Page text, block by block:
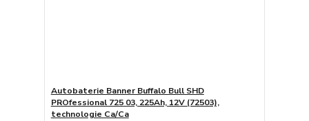
Autobaterie Banner Buffalo Bull SHD
PROfessional 725 03, 225Ah, 12V (72503),
technologie Ca/Ca